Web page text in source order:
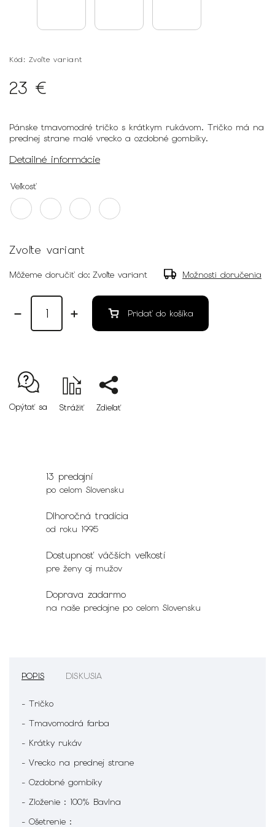
Kód: Zvoľte variant
23 €
Pánske tmavomodré tričko s krátkym rukávom. Tričko má na
prednej strane malé vrecko a ozdobné gombíky.
Detailné informácie
Veľkosť
Zvoľte variant
Môžeme doručiť do: Zvoľte variant Možnosti doručenia
Pridať do košíka
Opýtať sa Strážiť Zdieľať
13 predajní
po celom Slovensku
Dlhoročná tradícia
od roku 1995
Dostupnosť väčších veľkostí
pre ženy aj mužov
Doprava zadarmo
na naše predajne po celom Slovensku
POPIS DISKUSIA
- Tričko
- Tmavomodrá farba
- Krátky rukáv
- Vrecko na prednej strane
- Ozdobné gombíky
- Zloženie : 100% Bavlna
- Ošetrenie :